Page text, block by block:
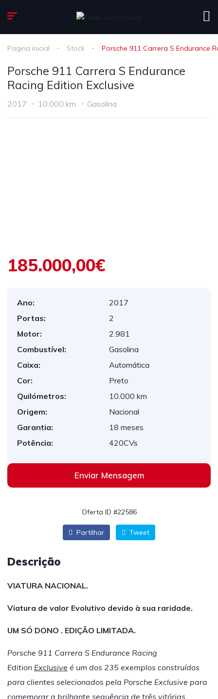
Pagina inicial Stock Porsche 911 Carrera S Endurance
Porsche 911 Carrera S Endurance
Racing Edition Exclusive
2017 10.000 km Gasolina
185.000,00€
Ano:
2017
Portas:
2
Motor:
2.981
Combustível:
Gasolina
Caixa:
Automática
Cor:
Preto
Quilómetros:
10.000 km
Origem:
Nacional
Garantia:
18 meses
Potência:
420CVs
Enviar Mensagem
Oferta ID #22586
Partilhar Tweet
Descrição
VIATURA NACIONAL.
Viatura de valor Evolutivo devido à sua raridade.
UM SÓ DONO . EDIÇÃO LIMITADA.
Porsche 911 Carrera S Endurance Racing
Edition Exclusive é um dos 235 exemplos construídos
para clientes selecionados pela Porsche Exclusive para
comemorar a brilhante sequência de três vitórias